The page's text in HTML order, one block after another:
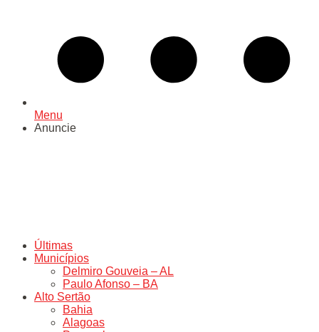
Menu
Anuncie
Últimas
Municípios
Delmiro Gouveia – AL
Paulo Afonso – BA
Alto Sertão
Bahia
Alagoas